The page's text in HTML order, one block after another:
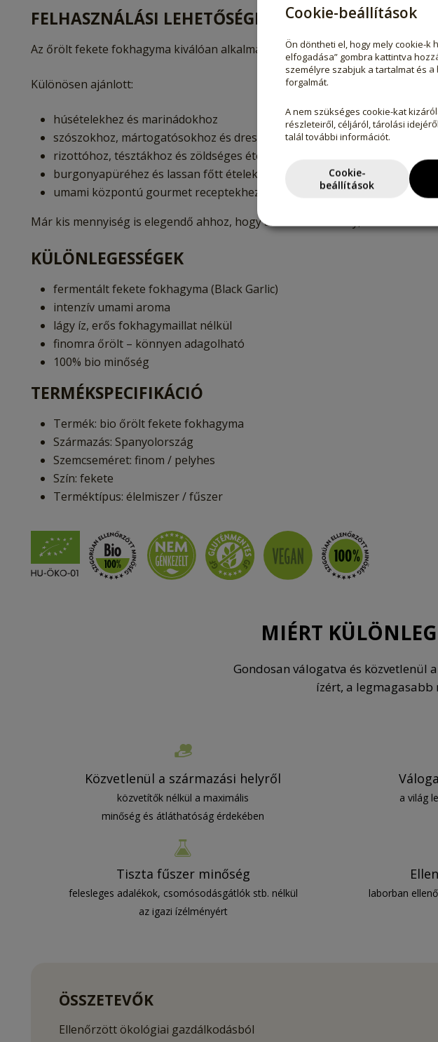
FELHASZNÁLÁSI LEHETŐSÉGEK
Az őrölt fekete fokhagyma kiválóan alkalmas modern és kreatív konyhai
Különösen ajánlott:
húsételekhez és marinádokhoz
szószokhoz, mártogatósokhoz és dresszingekhez
rizottóhoz, tésztákhoz és zöldséges ételekhez
burgonyapüréhez és lassan főtt ételekhez
umami központú gourmet receptekhez
Már kis mennyiség is elegendő ahhoz, hogy az ételeknek mély, harmonikus ízt
KÜLÖNLEGESSÉGEK
fermentált fekete fokhagyma (Black Garlic)
intenzív umami aroma
lágy íz, erős fokhagymaillat nélkül
finomra őrölt – könnyen adagolható
100% bio minőség
TERMÉKSPECIFIKÁCIÓ
Termék: bio őrölt fekete fokhagyma
Származás: Spanyolország
Szemcseméret: finom / pelyhes
Szín: fekete
Terméktípus: élelmiszer / fűszer
MIÉRT
Gondosan válogatva és közvetlenül
ízért, a legmagasabb
Közvetlenül a származási helyről
közvetítők nélkül a maximális
minőség és átláthatóság érdekében
a világ
Tiszta fűszer minőség
felesleges adalékok, csomósodásgátlók stb. nélkül
az igazi ízélményért
laborban
ÖSSZETEVŐK
Ellenőrzött ökológiai gazdálkodásból
Cookie-beállítások
Ön döntheti el, hogy mely cookie-k
elfogadása” gombra kattintva
személyre szabjuk a tartalmat és
forgalmát.
A nem szükséges cookie-kat
részleteiről, céljáról, tárolási
talál további információt.
Cookie-
beállítások